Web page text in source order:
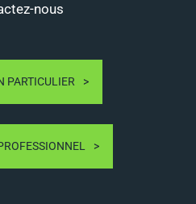
nous
PARTICULIER